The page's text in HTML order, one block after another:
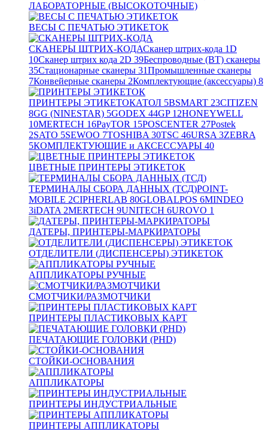
ЛАБОРАТОРНЫЕ (ВЫСОКОТОЧНЫЕ)
ВЕСЫ С ПЕЧАТЬЮ ЭТИКЕТОК
СКАНЕРЫ ШТРИХ-КОДАСканер штрих-кода 1D
10Сканер штрих кода 2D 39Беспроводные (BT) сканеры
35Стационарные сканеры 31Промышленные сканеры
7Конвейерные сканеры 2Комплектующие (аксессуары) 8
ПРИНТЕРЫ ЭТИКЕТОКАТОЛ 5BSMART 23CITIZEN
8GG (NINESTAR) 5GODEX 44GP12HONEYWELL
10MERTECH 16PayTOR 15POSCENTER 27Postek
2SATO 5SEWOO 7TOSHIBA 30TSC 46URSA 3ZEBRA
5КОМПЛЕКТУЮЩИЕ и АКСЕССУАРЫ 40
ЦВЕТНЫЕ ПРИНТЕРЫ ЭТИКЕТОК
ТЕРМИНАЛЫ СБОРА ДАННЫХ (ТСД)POINT-
MOBILE 2CIPHERLAB 80GLOBALPOS 6MINDEO
3iDATA 2MERTECH 9UNITECH 6UROVO 1
ДАТЕРЫ, ПРИНТЕРЫ-МАРКИРАТОРЫ
ОТДЕЛИТЕЛИ (ДИСПЕНСЕРЫ) ЭТИКЕТОК
АППЛИКАТОРЫ РУЧНЫЕ
СМОТЧИКИ/РАЗМОТЧИКИ
ПРИНТЕРЫ ПЛАСТИКОВЫХ КАРТ
ПЕЧАТАЮЩИЕ ГОЛОВКИ (PHD)
СТОЙКИ-ОСНОВАНИЯ
АППЛИКАТОРЫ
ПРИНТЕРЫ ИНДУСТРИАЛЬНЫЕ
ПРИНТЕРЫ АППЛИКАТОРЫ